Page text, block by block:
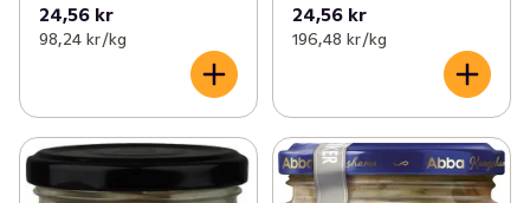
24,56 kr
98,24 kr /kg
24,56 kr
196,48 kr /kg